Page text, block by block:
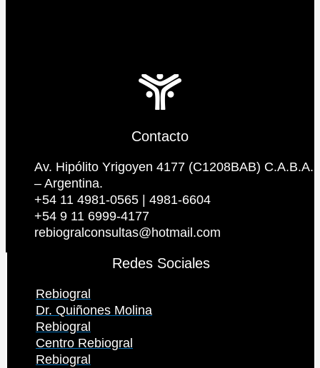
Contacto
Av. Hipólito Yrigoyen 4177 (C1208BAB) C.A.B.A.
– Argentina.
+54 11 4981-0565 | 4981-6604
+54 9 11 6999-4177
rebiogralconsultas@hotmail.com
Redes Sociales
Rebiogral
Dr. Quiñones Molina
Rebiogral
Centro Rebiogral
Rebiogral